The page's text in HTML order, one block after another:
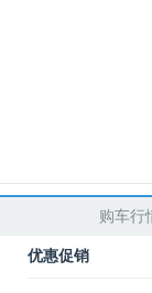
购车行
优惠促销